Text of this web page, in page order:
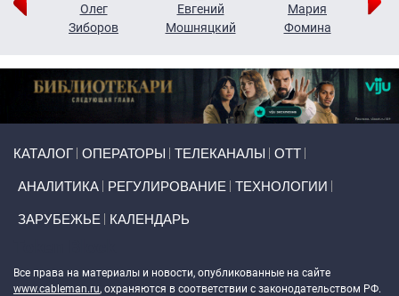
Олег
Зиборов
Евгений
Мошняцкий
Мария
Фомина
КАТАЛОГ ОПЕРАТОРЫ ТЕЛЕКАНАЛЫ ОТТ
АНАЛИТИКА РЕГУЛИРОВАНИЕ ТЕХНОЛОГИИ
ЗАРУБЕЖЬЕ КАЛЕНДАРЬ
Все права на материалы и новости, опубликованные на сайте
www.cableman.ru, охраняются в соответствии с законодательством РФ.